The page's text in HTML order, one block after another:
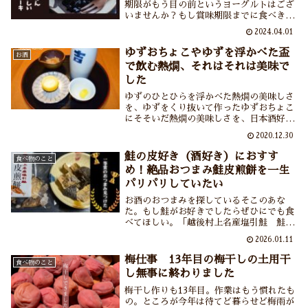
期限がもう目の前というヨーグルトはござ
いませんか？もし賞味期限までに食べきれ
ルトケーキを作ってください。もうね、材
料を混ぜて焼いて冷やすだけなのに驚くほ
どおいしいケーキができあがります。本当
です。
2024.04.01
お酒
ゆずおちょこやゆずを浮かべた盃
で飲む熱燗、それはそれは美味で
した
ゆずのひとひらを浮かべた熱燗の美味しさ
を、ゆずをくり抜いて作ったゆずおちょこ
にそそいだ熱燗の美味しさを、日本酒好
だでさえ美味しい日本酒にゆずの風味が加
わることでまごうことなき美酒に大変身い
たします、本当に。
2020.12.30
食べ物のこと
鮭の皮好き（酒好き）におすす
め！絶品おつまみ鮭皮煎餅を一生
パリパリしていたい
お酒のおつまみを探しているそこのあな
た。もし鮭がお好きでしたらぜひにでも食
べてほしい。「越後村上名産塩引鮭 鮭皮
え、噛むどに口の中に広がる塩引き鮭の風
味と旨味。熱燗飲みたくなる、いや白いご
はんも食べたくなる……そんな不思議でお
いしいお煎餅です。
2026.01.11
食べ物のこと
梅仕事 13年目の梅干しの土用干
し無事に終わりました
梅干し作りも13年目。作業はもう慣れたも
の。ところが今年は待てど暮らせど梅雨が